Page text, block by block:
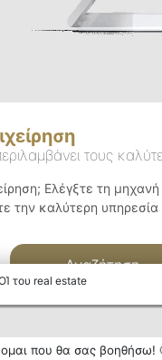
του real estate
που θα σας βοηθήσω!
τους
Ελέγξτε τη
την καλύτερη υπηρεσία
Αναζήτηση